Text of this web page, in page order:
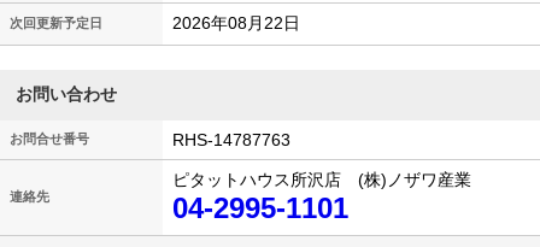
次回更新予定日 2026年08月22日
お問い合わせ
お問合せ番号 RHS-14787763
連絡先
ピタットハウス所沢店 (株)ノザワ産業
04-2995-1101